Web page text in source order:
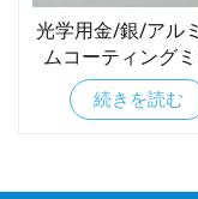
光学用金/銀/アル
ムコーティング
続きを読む